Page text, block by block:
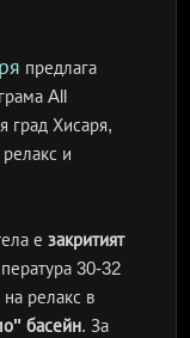
предлага
All
град Хисаря,
и
езакритият
30-32
на релакс в
басейн. За